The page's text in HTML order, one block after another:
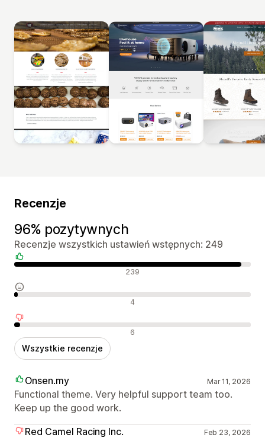
Recenzje
96% pozytywnych
Recenzje wszystkich ustawień wstępnych: 249
Pozytywne recenzje 239
Neutralne recenzje 4
Negatywne recenzje 6
Wszystkie recenzje
Onsen.my Mar 11, 2026
Functional theme. Very helpful support team too.
Keep up the good work.
Red Camel Racing Inc.
Feb 23, 2026